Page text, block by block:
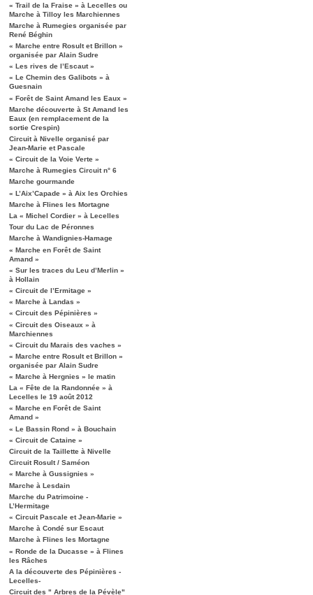
« Trail de la Fraise » à Lecelles ou
Marche à Tilloy les Marchiennes
Marche à Rumegies organisée par
René Béghin
« Marche entre Rosult et Brillon »
organisée par Alain Sudre
« Les rives de l’Escaut »
« Le Chemin des Galibots » à
Guesnain
« Forêt de Saint Amand les Eaux »
Marche découverte à St Amand les
Eaux (en remplacement de la
sortie Crespin)
Circuit à Nivelle organisé par
Jean-Marie et Pascale
« Circuit de la Voie Verte »
Marche à Rumegies Circuit n° 6
Marche gourmande
« L’Aix’Capade » à Aix les Orchies
Marche à Flines les Mortagne
La « Michel Cordier » à Lecelles
Tour du Lac de Péronnes
Marche à Wandignies-Hamage
« Marche en Forêt de Saint
Amand »
« Sur les traces du Leu d’Merlin »
à Hollain
« Circuit de l’Ermitage »
« Marche à Landas »
« Circuit des Pépinières »
« Circuit des Oiseaux » à
Marchiennes
« Circuit du Marais des vaches »
« Marche entre Rosult et Brillon »
organisée par Alain Sudre
« Marche à Hergnies » le matin
La « Fête de la Randonnée » à
Lecelles le 19 août 2012
« Marche en Forêt de Saint
Amand »
« Le Bassin Rond » à Bouchain
« Circuit de Cataine »
Circuit de la Taillette à Nivelle
Circuit Rosult / Saméon
« Marche à Gussignies »
Marche à Lesdain
Marche du Patrimoine -
L’Hermitage
« Circuit Pascale et Jean-Marie »
Marche à Condé sur Escaut
Marche à Flines les Mortagne
« Ronde de la Ducasse » à Flines
les Râches
A la découverte des Pépinières -
Lecelles-
Circuit des " Arbres de la Pévèle"